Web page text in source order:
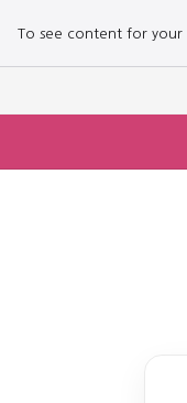
To see content for your